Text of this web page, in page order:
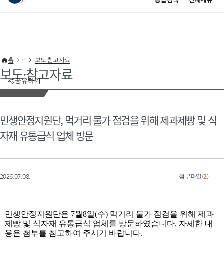
이 누리집은 대한민국 공식 전자정부 누리집입니다.
공유하기
홈 보도·참고자료
보도·참고자료
민생안정지원단, 먹거리 물가 점검을 위해 제과제빵 및 식
자재 유통급식 업체 방문
2026.07.08. 첨부파일 (2)